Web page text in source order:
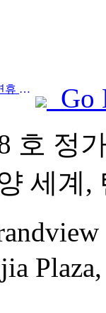
Prev:양쯔강 삼각주 철도는 노동절 연휴 기간 동안 2,138만 명이 넘는 승객을 수송했습니다.
Go
호 정
세계,